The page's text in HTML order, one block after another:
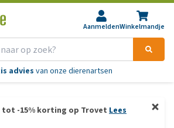
AanmeldenWinkelmandje
advies van onze dierenartsen
tot -15% korting op Trovet Lees